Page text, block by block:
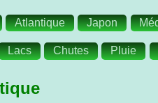
Atlantique Japon
Lacs Chutes Pluie